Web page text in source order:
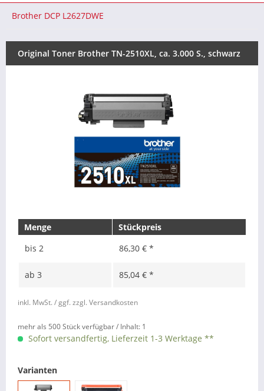
Brother DCP L2627DWE
Original Toner Brother TN-2510XL, ca. 3.000 S., schwarz
Menge
Stückpreis
bis 2 86,30 € *
ab 3 85,04 € *
inkl. MwSt. / ggf. zzgl. Versandkosten
mehr als 500 Stück verfügbar / Inhalt: 1
Sofort versandfertig, Lieferzeit 1-3 Werktage **
Varianten